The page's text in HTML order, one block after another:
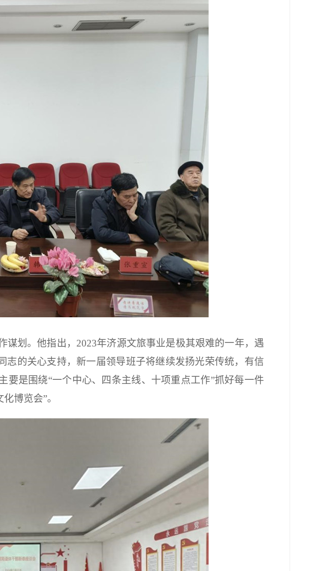
划。他指出，2023年济源文旅事业是极其艰难的一年，遇
的关心支持，新一届领导班子将继续发扬光荣传统，有信
是围绕“一个中心、四条主线、十项重点工作”抓好每一件
博览会”。